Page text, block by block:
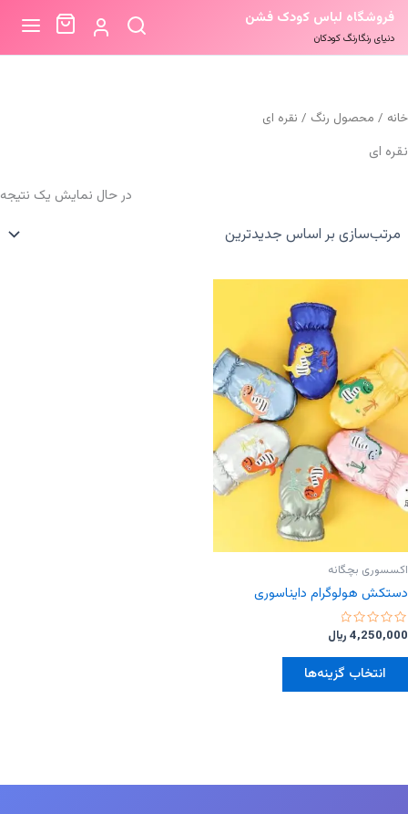
فروشگاه لباس کودک فشن
دنیای رنگارنگ کودکان
خانه / محصول رنگ / نقره ای
نقره ای
در حال نمایش یک نتیجه
اکسسوری بچگانه
دستکش هولوگرام دایناسوری
امتیاز
از
4,250,000 ﷼
انتخاب گزینه‌ها
این
باشد.